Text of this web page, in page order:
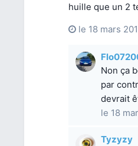
huille que un 2
le 18 mars
Non ça
par
devrait
le 18
Tyzyzy